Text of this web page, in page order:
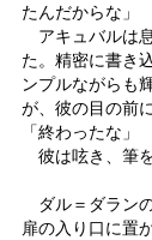
たんだからな」
アキュバルは
た。精密に書き
ンプルながらも
が、彼の目の前
「終わったな」
彼は呟き、筆を
ダル＝ダラン
扉の入り口に置